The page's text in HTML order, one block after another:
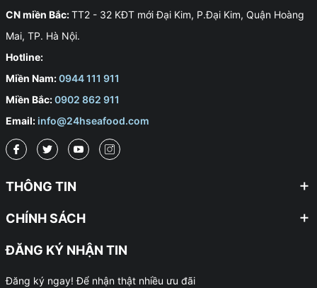
CN miền Bắc:TT2 - 32 KĐT mới Đại Kim, P.Đại Kim, Quận Hoàng
Mai, TP. Hà Nội.
Hotline:
Miền Nam:0944 111 911
Miền Bắc:0902 862 911
Email: info@24hseafood.com
THÔNG TIN
CHÍNH SÁCH
ĐĂNG KÝ NHẬN TIN
Đăng ký ngay! Để nhận thật nhiều ưu đãi